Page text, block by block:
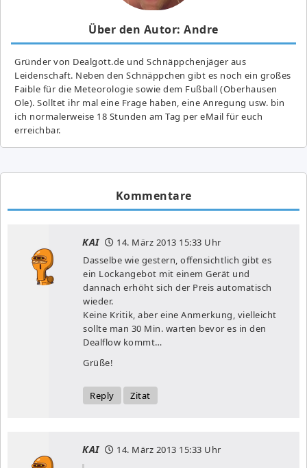
Über den Autor: Andre
Gründer von Dealgott.de und Schnäppchenjäger aus
Leidenschaft. Neben den Schnäppchen gibt es noch ein großes
Fai­ble für die Meteorologie sowie dem Fußball (Oberhausen
Ole). Solltet ihr mal eine Frage haben, eine Anregung usw. bin
ich normalerweise 18 Stunden am Tag per eMail für euch
erreichbar.
Kommentare
KAI 14. März 2013 15:33 Uhr
Dasselbe wie gestern, offensichtlich gibt es
ein Lockangebot mit einem Gerät und
dannach erhöht sich der Preis automatisch
wieder.
Keine Kritik, aber eine Anmerkung, vielleicht
sollte man 30 Min. warten bevor es in den
Dealflow kommt…
Grüße!
Reply Zitat
KAI 14. März 2013 15:33 Uhr